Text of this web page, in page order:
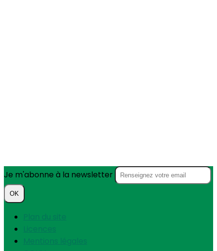
Je m'abonne à la newsletter
OK
Plan du site
Licences
Mentions légales